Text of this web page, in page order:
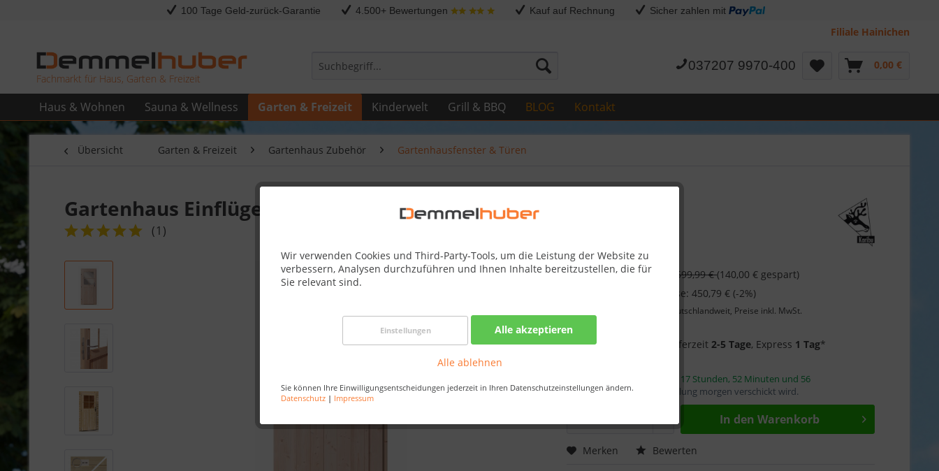
100 Tage Geld-zurück-Garantie 4.500+ Bewertungen Kauf auf Rechnung Sicher zahlen mit
Filiale Hainichen
Fachmarkt für Haus, Garten & Freizeit
037207 9970-400 0,00 €
Haus & Wohnen Sauna & Wellness Garten & Freizeit Kinderwelt Grill & BBQ BLOG Kontakt
Wir verwenden Cookies und Third-Party-Tools, um die Leistung der Website zu
verbessern, Analysen durchzuführen und Ihnen Inhalte bereitzustellen, die für
Sie relevant sind.
Einstellungen Alle akzeptieren
Alle ablehnen
Sie können Ihre Einwilligungsentscheidungen jederzeit in Ihren Datenschutzeinstellungen ändern.
Datenschutz | Impressum
Übersicht Garten & Freizeit Gartenhaus Zubehör Gartenhausfenster & Türen
Gartenhaus Einflügeltür 28 mm 94 x 183 cm
(1 )
459,99 € 599,99 €(140,00 € gespart)
Skonto-Preis bei Vorkasse: 450,79 € (-2%)
deutschlandweit, Preise inkl. MwSt.
Artikel auf Lager - Lieferzeit2-5 Tage, Express 1 Tag*
17 Stunden, 52 Minuten und 55
Sekunden, damit die Bestellung morgen verschickt wird.
In den Warenkorb
Merken Bewerten